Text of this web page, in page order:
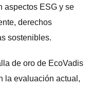
aspectos ESG y se
derechos
sostenibles.
de oro de EcoVadis
la evaluación actual,